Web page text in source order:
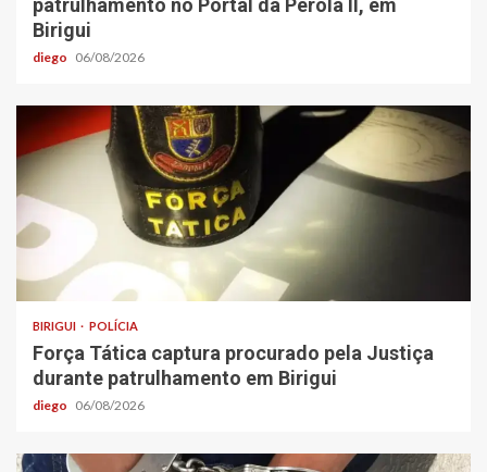
patrulhamento no Portal da Pérola ll, em
Birigui
diego 06/08/2026
BIRIGUI POLÍCIA
Força Tática captura procurado pela Justiça
durante patrulhamento em Birigui
diego 06/08/2026